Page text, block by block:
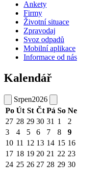
Ankety
Firmy
Životní situace
Zpravodaj
Svoz odpadů
Mobilní aplikace
Informace od nás
Kalendář
Srpen2026
Po Út St Čt Pá So Ne
27 28 29 30 31 1
2
3
4 5 6 7 8
9
10 11 12 13 14 15 16
17 18 19 20 21 22 23
24 25 26 27 28 29 30